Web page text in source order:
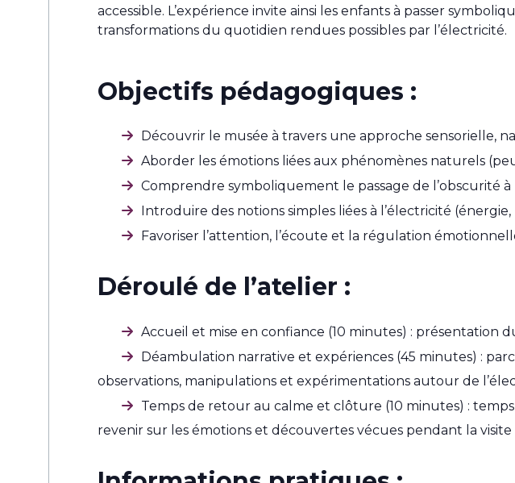
accessible. L’expérience invite ainsi les enfants à passer
transformations du quotidien rendues possibles par l’électricité.
Objectifs pédagogiques :
Découvrir le musée à travers une approche sensorielle,
Aborder les émotions liées aux phénomènes naturels
Comprendre symboliquement le passage de l’obscurité
Introduire des notions simples liées à l’électricité
Favoriser l’attention, l’écoute et la régulation
Déroulé de l’atelier :
Accueil et mise en confiance (10 minutes) : présentation
Déambulation narrative et expériences (45 minutes) :
observations, manipulations et expérimentations autour de
Temps de retour au calme et clôture (10 minutes) :
revenir sur les émotions et découvertes vécues pendant la visite